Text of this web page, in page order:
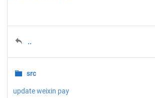
..
src
update weixin pay